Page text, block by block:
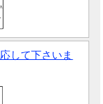
して下さいま